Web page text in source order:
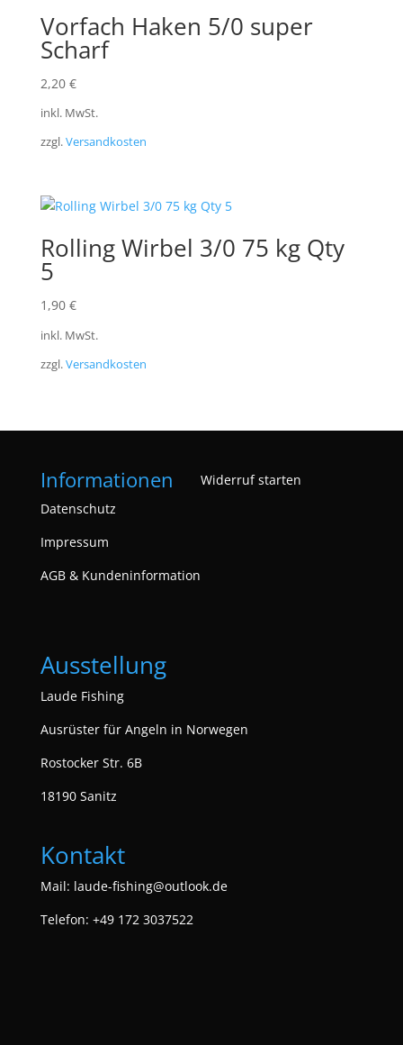
Vorfach Haken 5/0 super
Scharf
2,20 €
inkl. MwSt.
zzgl.Versandkosten
Rolling Wirbel 3/0 75 kg Qty
5
1,90 €
inkl. MwSt.
zzgl.Versandkosten
Informationen
Datenschutz
Impressum
AGB & Kundeninformation
Widerruf starten
Ausstellung
Laude Fishing
Ausrüster für Angeln in Norwegen
Rostocker Str. 6B
18190 Sanitz
Kontakt
Mail: laude-fishing@outlook.de
Telefon: +49 172 3037522